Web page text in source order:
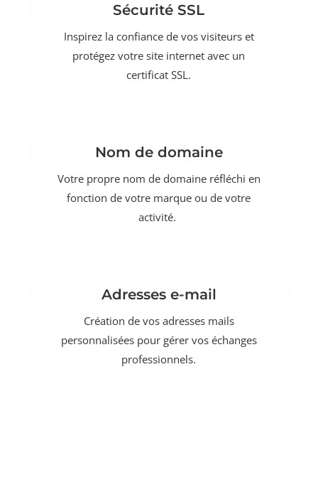
Sécurité SSL
Inspirez la confiance de vos visiteurs et
protégez votre site internet avec un
certificat SSL.
Nom de domaine
Votre propre nom de domaine réfléchi en
fonction de votre marque ou de votre
activité.
Adresses e-mail
Création de vos adresses mails
personnalisées pour gérer vos échanges
professionnels.